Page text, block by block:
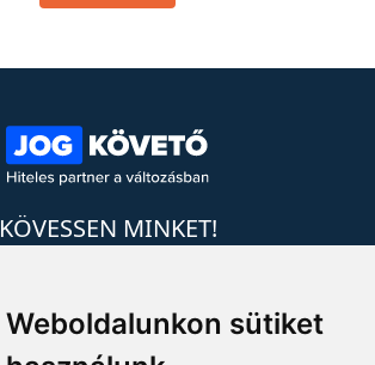
Weboldalunkon sütiket
KÖVESSEN MINKET!